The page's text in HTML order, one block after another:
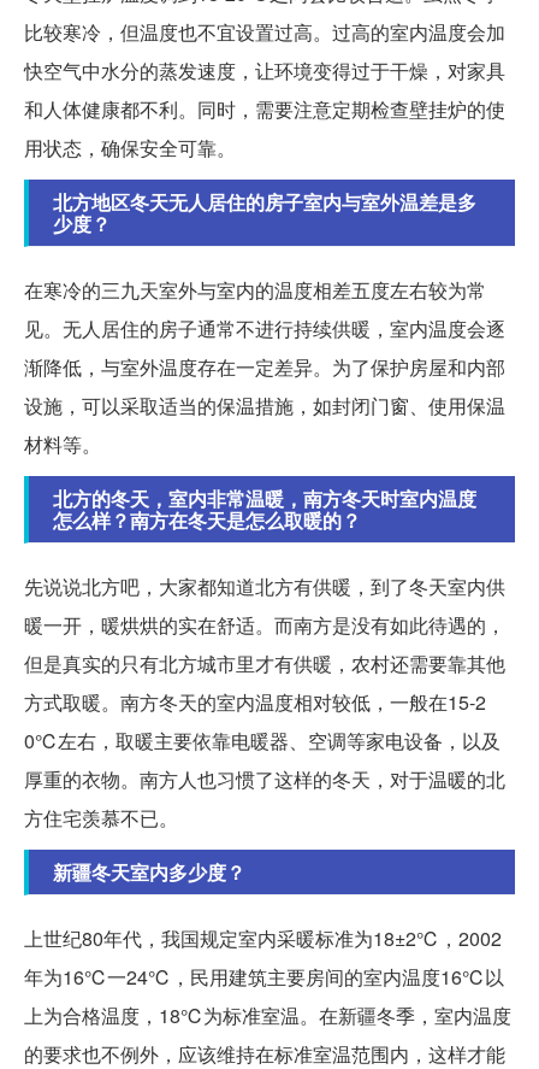
比较寒冷，但温度也不宜设置过高。过高的室内温度会加
快空气中水分的蒸发速度，让环境变得过于干燥，对家具
和人体健康都不利。同时，需要注意定期检查壁挂炉的使
用状态，确保安全可靠。
北方地区冬天无人居住的房子室内与室外温差是多
少度？
在寒冷的三九天室外与室内的温度相差五度左右较为常
见。无人居住的房子通常不进行持续供暖，室内温度会逐
渐降低，与室外温度存在一定差异。为了保护房屋和内部
设施，可以采取适当的保温措施，如封闭门窗、使用保温
材料等。
北方的冬天，室内非常温暖，南方冬天时室内温度
怎么样？南方在冬天是怎么取暖的？
先说说北方吧，大家都知道北方有供暖，到了冬天室内供
暖一开，暖烘烘的实在舒适。而南方是没有如此待遇的，
但是真实的只有北方城市里才有供暖，农村还需要靠其他
方式取暖。南方冬天的室内温度相对较低，一般在15-2
0℃左右，取暖主要依靠电暖器、空调等家电设备，以及
厚重的衣物。南方人也习惯了这样的冬天，对于温暖的北
方住宅羡慕不已。
新疆冬天室内多少度？
上世纪80年代，我国规定室内采暖标准为18±2℃，2002
年为16℃一24℃，民用建筑主要房间的室内温度16℃以
上为合格温度，18℃为标准室温。在新疆冬季，室内温度
的要求也不例外，应该维持在标准室温范围内，这样才能